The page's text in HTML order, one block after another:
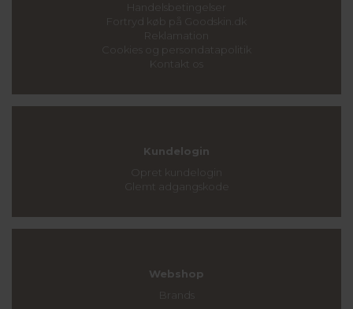
Handelsbetingelser
Fortryd køb på Goodskin.dk
Reklamation
Cookies og persondatapolitik
Kontakt os
Kundelogin
Opret kundelogin
Glemt adgangskode
Webshop
Brands